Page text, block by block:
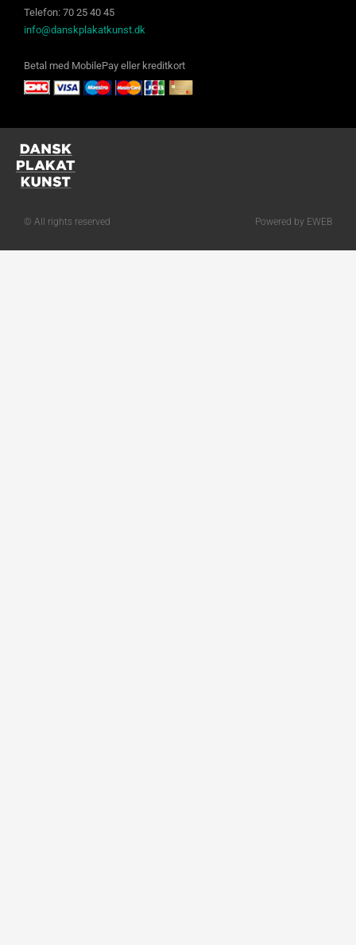
Telefon: 70 25 40 45
info@danskplakatkunst.dk
Betal med MobilePay eller kreditkort
© All rights reserved Powered by EWEB